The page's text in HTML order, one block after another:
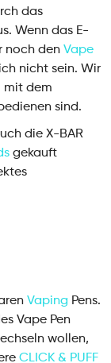
das
Wenn das E-
noch den Vape
nicht sein. Wir
mit dem
sind.
die X-BAR
gekauft
Vaping Pens.
Vape Pen
wollen,
CLICK & PUFF